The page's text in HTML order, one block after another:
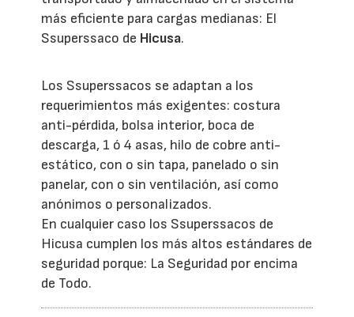
más eficiente para cargas medianas: El
Ssuperssaco de Hicusa.
Los Ssuperssacos se adaptan a los
requerimientos más exigentes: costura
anti-pérdida, bolsa interior, boca de
descarga, 1 ó 4 asas, hilo de cobre anti-
estático, con o sin tapa, panelado o sin
panelar, con o sin ventilación, así como
anónimos o personalizados.
En cualquier caso los Ssuperssacos de
Hicusa cumplen los más altos estándares de
seguridad porque: La Seguridad por encima
de Todo.